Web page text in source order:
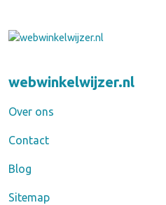
webwinkelwijzer.nl
Over ons
Contact
Blog
Sitemap